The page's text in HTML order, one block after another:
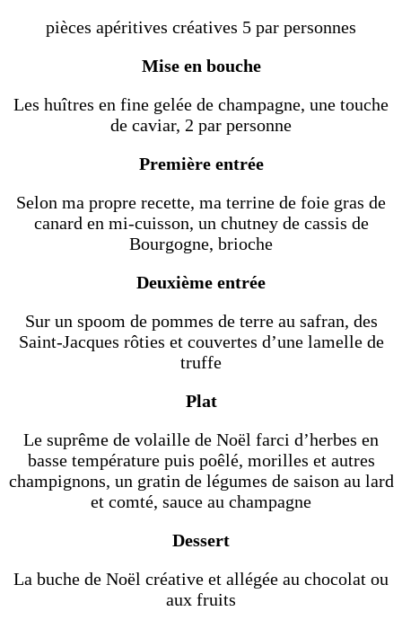
pièces apéritives créatives 5 par personnes
Mise en bouche
Les huîtres en fine gelée de champagne, une touche
de caviar, 2 par personne
Première entrée
Selon ma propre recette, ma terrine de foie gras de
canard en mi-cuisson, un chutney de cassis de
Bourgogne, brioche
Deuxième entrée
Sur un spoom de pommes de terre au safran, des
Saint-Jacques rôties et couvertes d’une lamelle de
truffe
Plat
Le suprême de volaille de Noël farci d’herbes en
basse température puis poêlé, morilles et autres
champignons, un gratin de légumes de saison au lard
et comté, sauce au champagne
Dessert
La buche de Noël créative et allégée au chocolat ou
aux fruits